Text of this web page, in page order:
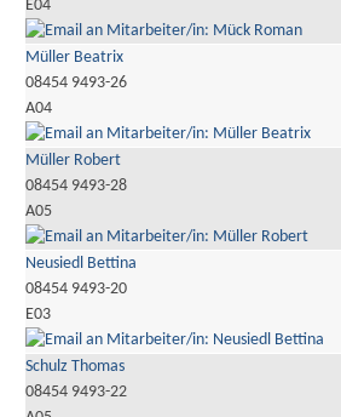
E04
Müller Beatrix
08454 9493-26
A04
Müller Robert
08454 9493-28
A05
Neusiedl Bettina
08454 9493-20
E03
Schulz Thomas
08454 9493-22